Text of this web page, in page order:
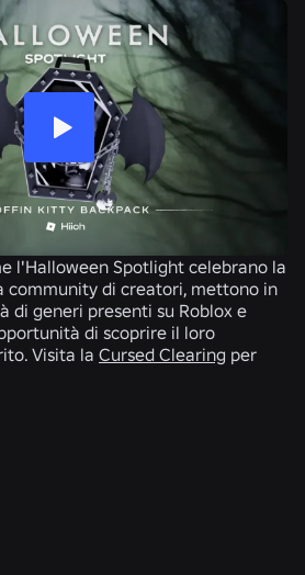
l'Halloween Spotlight celebrano la
community di creatori, mettono in
di generi presenti su Roblox e
di scoprire il loro
Visita la Cursed Clearing per